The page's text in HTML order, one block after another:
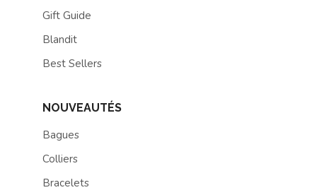
Gift Guide
Blandit
Best Sellers
NOUVEAUTÉS
Bagues
Colliers
Bracelets